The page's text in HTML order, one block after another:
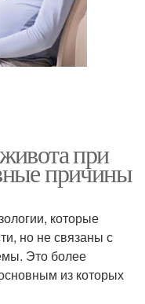
при
причины
которые
но не связаны с
Это более
из которых